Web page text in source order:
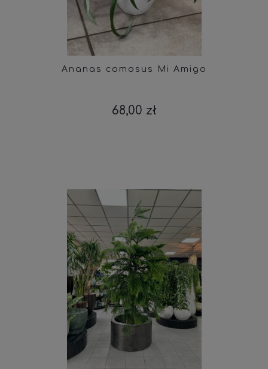
Ananas comosus Mi Amigo
68,00 zł